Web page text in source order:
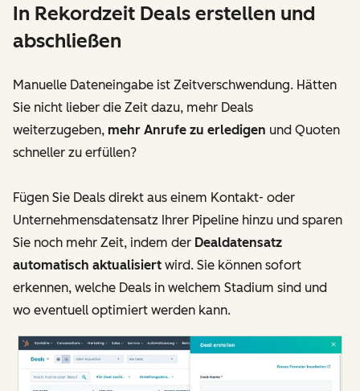
In Rekordzeit Deals erstellen und
abschließen
Manuelle Dateneingabe ist Zeitverschwendung. Hätten
Sie nicht lieber die Zeit dazu, mehr Deals
weiterzugeben, mehr Anrufe zu erledigen und Quoten
schneller zu erfüllen?
Fügen Sie Deals direkt aus einem Kontakt- oder
Unternehmensdatensatz Ihrer Pipeline hinzu und sparen
Sie noch mehr Zeit, indem der Dealdatensatz
automatisch aktualisiert wird. Sie können sofort
erkennen, welche Deals in welchem Stadium sind und
wo eventuell optimiert werden kann.